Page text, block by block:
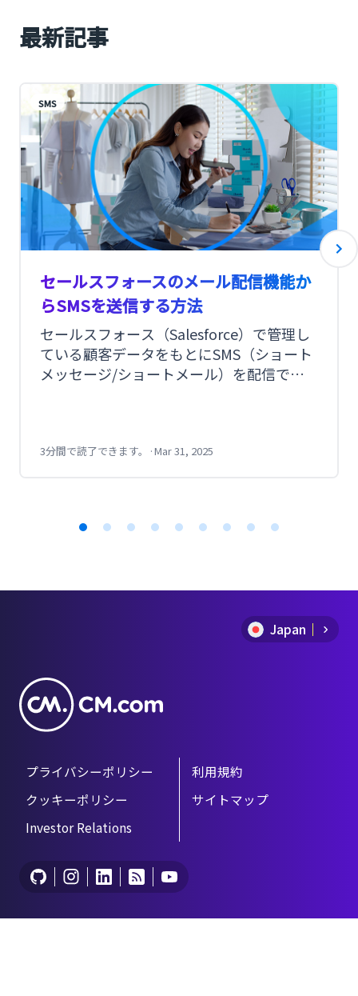
最新記事
SMS
セールスフォースのメール配信機能か
らSMSを送信する方法
セールスフォース（Salesforce）で管理し
ている顧客データをもとにSMS（ショート
メッセージ/ショートメール）を配信でき
発の手間がかかります。 CM.comのメール
3分間で読了できます。 ·Mar 31, 2025
Japan
プライバシーポリシー
利用規約
クッキーポリシー
サイトマップ
Investor Relations